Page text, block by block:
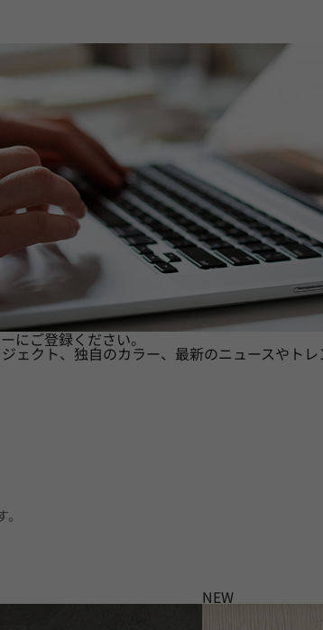
にご登録ください。
ェクト、独自のカラー、最新のニュースやトレ
NEW